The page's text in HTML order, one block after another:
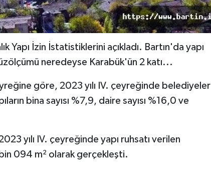
Yapı İzin İstatistiklerini açıkladı. Bartın'da yapı
neredeyse Karabük'ün 2 katı...
göre, 2023 yılı IV. çeyreğinde belediyeler
bina sayısı %7,9, daire sayısı %16,0 ve
yılı IV. çeyreğinde yapı ruhsatı verilen
094 m² olarak gerçekleşti.